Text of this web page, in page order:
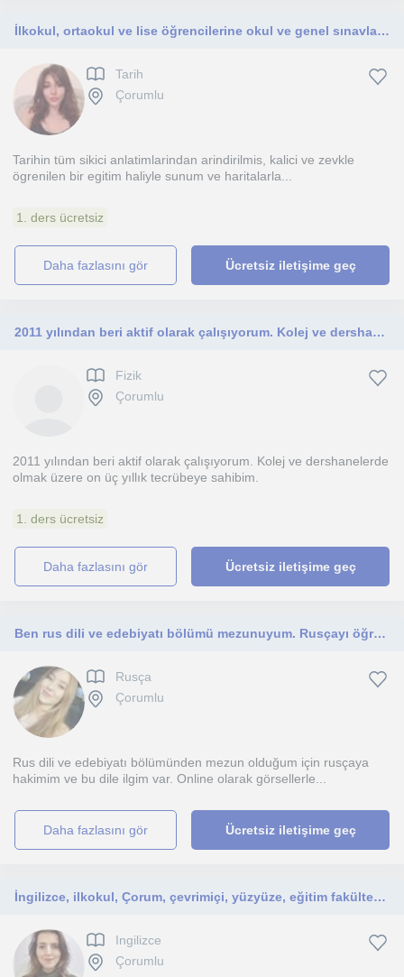
İlkokul, ortaokul ve lise öğrencilerine okul ve genel sınavlar için Özel Tarih dersi
Tarih
Çorumlu
Tarihin tüm sikici anlatimlarindan arindirilmis, kalici ve zevkle
ögrenilen bir egitim haliyle sunum ve haritalarla...
1. ders ücretsiz
daha fazlasını gör Ücretsiz iletişime geç
2011 yılından beri aktif olarak çalışıyorum. Kolej ve dershanelerde olmak üzere on üç yıllık tecrübeye sahibim
Fizik
Çorumlu
2011 yılından beri aktif olarak çalışıyorum. Kolej ve dershanelerde
olmak üzere on üç yıllık tecrübeye sahibim.
1. ders ücretsiz
daha fazlasını gör Ücretsiz iletişime geç
Ben rus dili ve edebiyatı bölümü mezunuyum. Rusçayı öğrenmek isteyen başlangıç seviyesi kişilere ders verebilirim
Rusça
Çorumlu
Rus dili ve edebiyatı bölümünden mezun olduğum için rusçaya
hakimim ve bu dile ilgim var. Online olarak görsellerle...
daha fazlasını gör Ücretsiz iletişime geç
İngilizce, ilkokul, Çorum, çevrimiçi, yüzyüze, eğitim fakültesi mezunu
Ingilizce
Çorumlu